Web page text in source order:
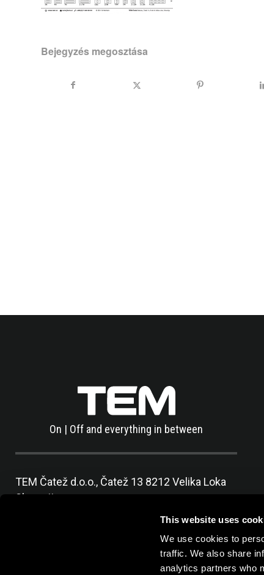
This website uses
We use cookies to
traffic. We also share
analytics partners who
Bejegyzés megosztása
On | Off and everything in between
TEM Čatež d.o.o., Čatež 13 8212 Velika Loka
Slovenija
info@tem.si